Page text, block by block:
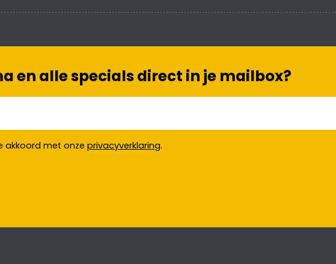
en alle specials direct in je mailbox?
akkoord met onze privacyverklaring.